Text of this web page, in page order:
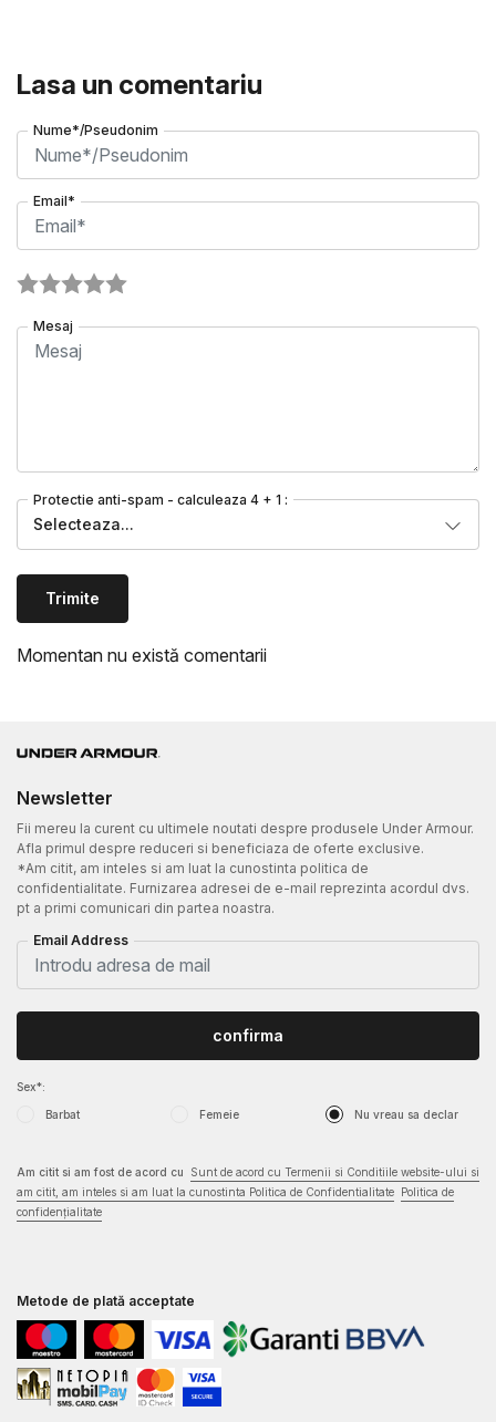
Lasa un comentariu
Nume*/Pseudonim
Email*
Mesaj
Protectie anti-spam - calculeaza 4 + 1 :
Selecteaza...
Trimite
Momentan nu există comentarii
Newsletter
Fii mereu la curent cu ultimele noutati despre produsele Under Armour.
Afla primul despre reduceri si beneficiaza de oferte exclusive.
*Am citit, am inteles si am luat la cunostinta politica de
confidentialitate. Furnizarea adresei de e-mail reprezinta acordul dvs.
pt a primi comunicari din partea noastra.
Email Address
Sex*:
Barbat Femeie Nu vreau sa declar
confirma
Am citit si am fost de acord cu
Sunt de acord cu Termenii si Conditiile website-ului si
am citit, am inteles si am luat la cunostinta Politica de Confidentialitate Politica de
confidențialitate
Metode de plată acceptate